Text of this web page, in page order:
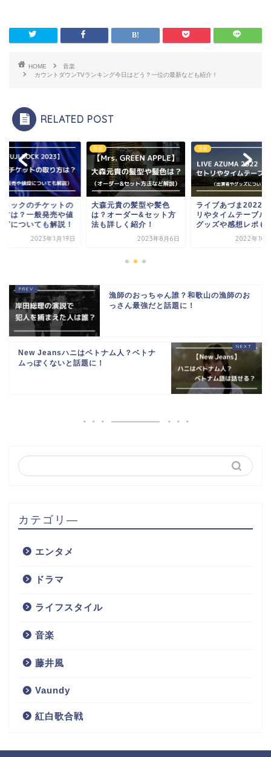
HOME
音楽
カウントダウンTVランキング今日はどう？一位の最新なども紹介！
RELATED POST
ロックのチケットの
方は？一般発売や値
どについても解説！
2023年1月19日
音楽
大森元貴の髪型や髪色
は？オーダー&セット方
法も詳しく紹介！
2023年8月6日
音楽
ライブあづま2022
リやタイムテーブル
グッズや感想レポも
2022年10
漁師のおっちゃん誰？和歌山の漁師のお
っさん最強だと話題に！
New Jeansハニはベトナム人？ベトナ
ムっぽくないと話題に！
カテゴリ―
エンタメ
ドラマ
ライフスタイル
音楽
藤井風
Vaundy
紅白歌合戦